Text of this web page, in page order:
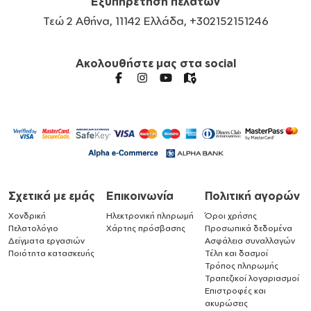
Τεώ 2 Αθήνα, 11142 Ελλάδα, +302152151246
Ακολουθήστε μας στα social
Σχετικά με εμάς
Χονδρική
Πελατολόγιο
Δείγματα εργασιών
Ποιότητα κατασκευής
Επικοινωνία
Ηλεκτρονική πληρωμή
Χάρτης πρόσβασης
Πολιτική αγορών
Όροι χρήσης
Προσωπικά δεδομένα
Ασφάλεια συναλλαγών
Τέλη και δασμοί
Τρόπος πληρωμής
Τραπεζικοί λογαριασμοί
Επιστροφές και
ακυρώσεις